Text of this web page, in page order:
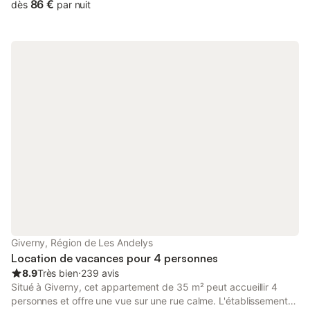
dès 86 € par nuit
Giverny, Région de Les Andelys
Location de vacances pour 4 personnes
8.9Très bien⋅239 avis
Situé à Giverny, cet appartement de 35 m² peut accueillir 4
personnes et offre une vue sur une rue calme. L'établissement